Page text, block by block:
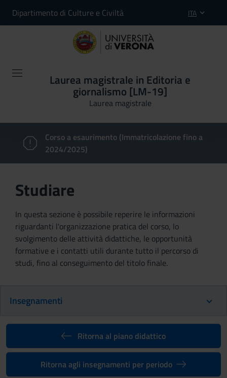
Dipartimento di Culture e Civiltà ITA
Laurea magistrale in Editoria e
giornalismo [LM-19]
Laurea magistrale
Corso a esaurimento (Immatricolazione fino a
2024/2025)
Studiare
In questa sezione è possibile reperire le informazioni
riguardanti l'organizzazione pratica del corso, lo
svolgimento delle attività didattiche, le opportunità
formative e i contatti utili durante tutto il percorso di
studi, fino al conseguimento del titolo finale.
Insegnamenti
Ritorna al piano didattico
Ritorna agli insegnamenti per periodo